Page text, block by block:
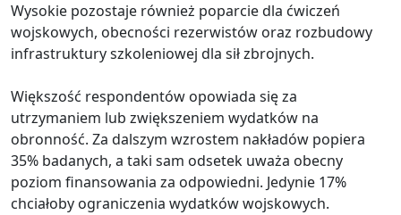
Wysokie pozostaje również poparcie dla ćwiczeń
wojskowych, obecności rezerwistów oraz rozbudowy
infrastruktury szkoleniowej dla sił zbrojnych.
Większość respondentów opowiada się za
utrzymaniem lub zwiększeniem wydatków na
obronność. Za dalszym wzrostem nakładów popiera
35% badanych, a taki sam odsetek uważa obecny
poziom finansowania za odpowiedni. Jedynie 17%
chciałoby ograniczenia wydatków wojskowych.